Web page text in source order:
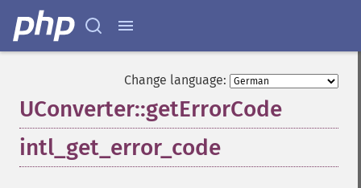
Change language:
UConverter::getErrorCode
intl_get_error_code